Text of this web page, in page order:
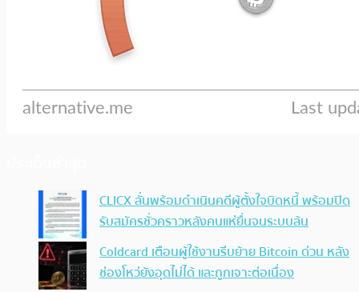
CLICX ลั่นพร้อมดำเนินคดีผู้ตั้งใจบิดหนี้ พร้อมปิด
รับสมัครชั่วคราวหลังคนแห่ยื่นจนระบบล้น
Coldcard เตือนผู้ใช้งานรีบย้าย Bitcoin ด่วน หลัง
ช่องโหว่ยังอุดไม่ได้ และถูกเจาะต่อเนื่อง